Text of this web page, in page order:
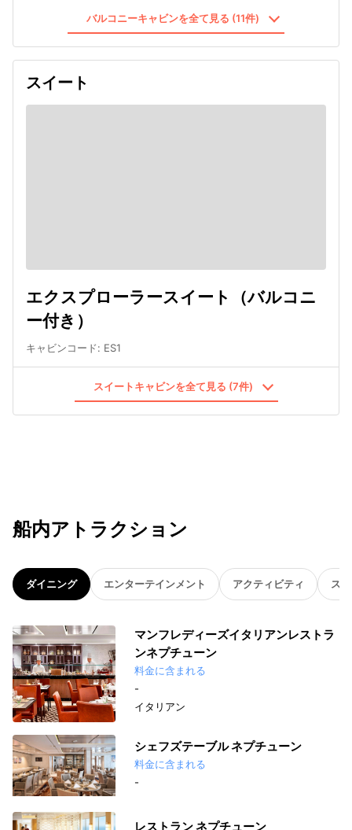
バルコニーキャビンを全て見る (11件)
スイート
エクスプローラースイート（バルコニ
ー付き）
キャビンコード: ES1
スイートキャビンを全て見る (7件)
船内アトラクション
ダイニング エンターテインメント アクティビティ ス
マンフレディーズイタリアンレストラ
ンネプチューン
料金に含まれる
-
イタリアン
シェフズテーブル ネプチューン
料金に含まれる
-
レストラン ネプチューン